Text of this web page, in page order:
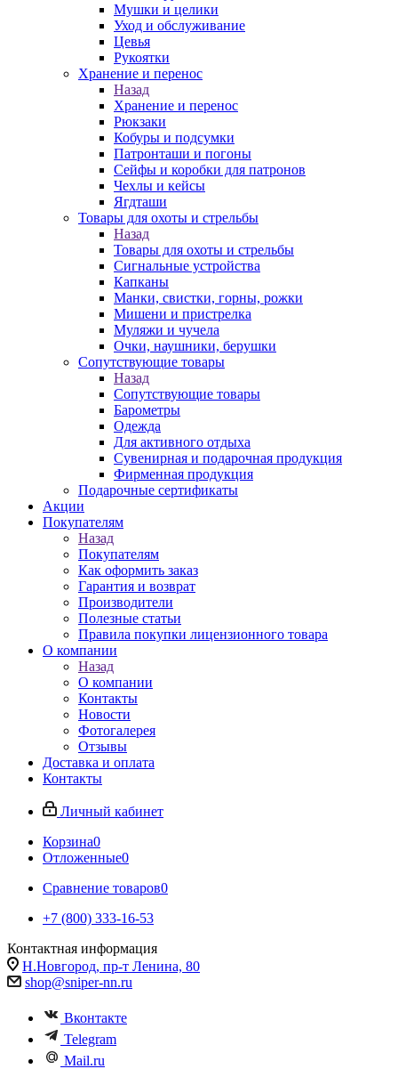
Мушки и целики
Уход и обслуживание
Цевья
Рукоятки
Хранение и перенос
Назад
Хранение и перенос
Рюкзаки
Кобуры и подсумки
Патронташи и погоны
Сейфы и коробки для патронов
Чехлы и кейсы
Ягдташи
Товары для охоты и стрельбы
Назад
Товары для охоты и стрельбы
Сигнальные устройства
Капканы
Манки, свистки, горны, рожки
Мишени и пристрелка
Муляжи и чучела
Очки, наушники, берушки
Сопутствующие товары
Назад
Сопутствующие товары
Барометры
Одежда
Для активного отдыха
Сувенирная и подарочная продукция
Фирменная продукция
Подарочные сертификаты
Акции
Покупателям
Назад
Покупателям
Как оформить заказ
Гарантия и возврат
Производители
Полезные статьи
Правила покупки лицензионного товара
О компании
Назад
О компании
Контакты
Новости
Фотогалерея
Отзывы
Доставка и оплата
Контакты
Личный кабинет
Корзина0
Отложенные0
Сравнение товаров0
+7 (800) 333-16-53
Контактная информация
Н.Новгород, пр-т Ленина, 80
shop@sniper-nn.ru
Вконтакте
Telegram
Mail.ru